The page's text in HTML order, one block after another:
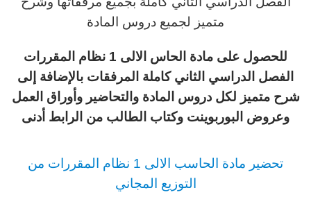
متميز لجميع دروس المادة
للحصول على مادة الحاس الالى 1 نظام المقررات
الفصل الدراسي الثاني كاملة المرفقات بالإضافة إلى
شرح متميز لكل دروس المادة والتحاضير وأوراق العمل
وعروض البوربوينت وكتاب الطالب من الرابط أدنى
تحضير مادة الحاسب الالى 1 نظام المقررات من
التوزيع المجاني